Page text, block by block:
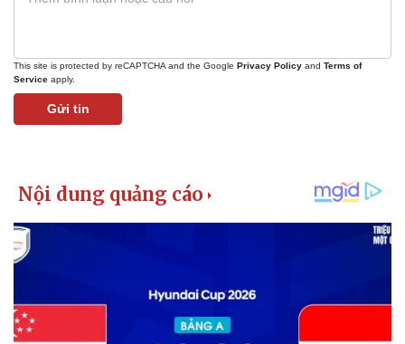
This site is protected by reCAPTCHA and the Google Privacy Policy and Terms of
Service apply.
Gửi tin